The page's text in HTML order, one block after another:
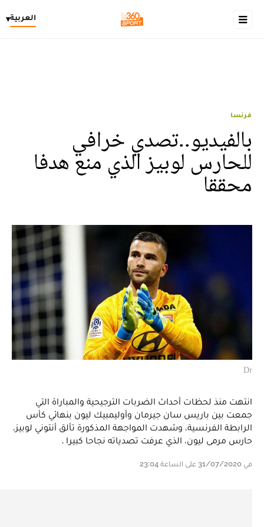
العربية▾
فرنسا
بالفيديو..تصدي خرافي
للحارس لوبيز الذي منع هدفا
محققا
Dr
انتهت منذ لحظات أحداث الضربات الترجيحية والمباراة التي
جمعت بين باريس سان جيرمان وأوليمبيك ليون بنهائي كأس
الرابطة الفرنسية، وشهدت المواجهة المذكورة تألق أنتوني لوبيز،
حارس مرمى ليون، الذي عرفت تصدياته نجاحا كبيرا .
في 31/07/2020 على الساعة 23:04